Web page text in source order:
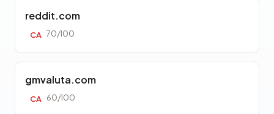
reddit.com
CA 70/100
gmvaluta.com
CA 60/100